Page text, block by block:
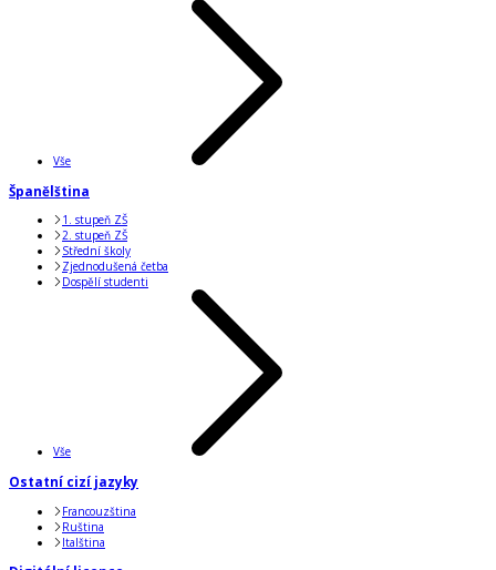
Vše
Španělština
1. stupeň ZŠ
2. stupeň ZŠ
Střední školy
Zjednodušená četba
Dospělí studenti
Vše
Ostatní cizí jazyky
Francouzština
Ruština
Italština